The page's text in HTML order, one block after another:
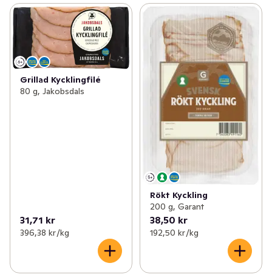
Grillad Kycklingfilé
80 g, Jakobsdals
31,71 kr
396,38 kr /kg
Rökt Kyckling
200 g, Garant
38,50 kr
192,50 kr /kg